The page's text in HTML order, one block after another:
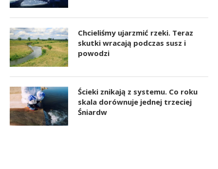
Chcieliśmy ujarzmić rzeki. Teraz
skutki wracają podczas susz i
powodzi
Ścieki znikają z systemu. Co roku
skala dorównuje jednej trzeciej
Śniardw